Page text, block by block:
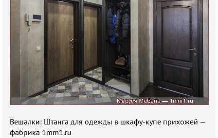
Вешалки: Штанга для одежды в шкафу-купе прихожей —
фабрика 1mm1.ru